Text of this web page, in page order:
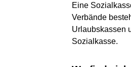
Eine
Verbände
Urlaubskassen
Sozialkasse.